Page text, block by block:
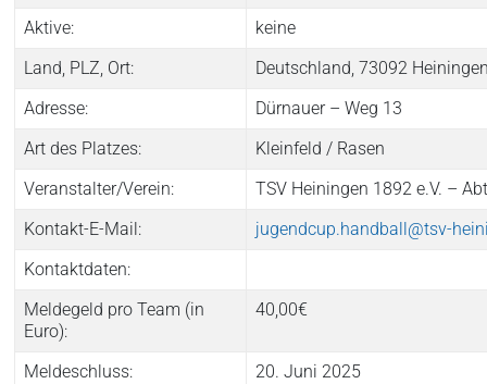
Aktive:
keine
Land, PLZ, Ort:
Deutschland, 73092
Adresse:
Dürnauer – Weg 13
Art des Platzes:
Kleinfeld / Rasen
Veranstalter/Verein:
TSV Heiningen 1892 e.V. –
Kontakt-E-Mail:
jugendcup.handball@tsv-
Kontaktdaten:
Meldegeld pro Team (in
Euro):
40,00€
Meldeschluss:
20. Juni 2025